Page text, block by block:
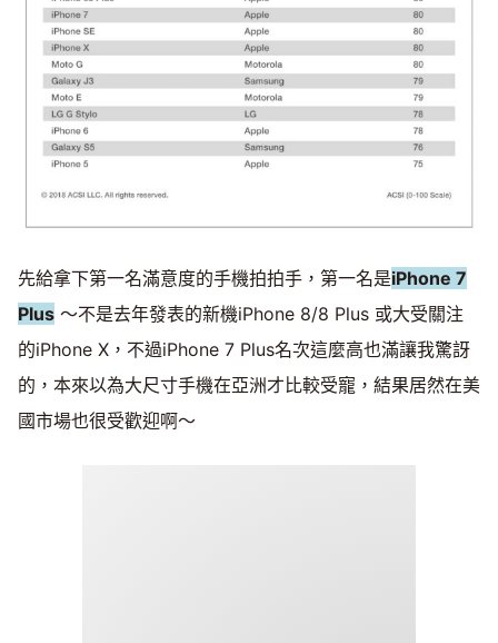
先給拿下第一名滿意度的手機拍拍手，第一名是iPhone 7
Plus ～不是去年發表的新機iPhone 8/8 Plus 或大受關注
的iPhone X，不過iPhone 7 Plus名次這麼高也滿讓我驚訝
的，本來以為大尺寸手機在亞洲才比較受寵，結果居然在美
國市場也很受歡迎啊～